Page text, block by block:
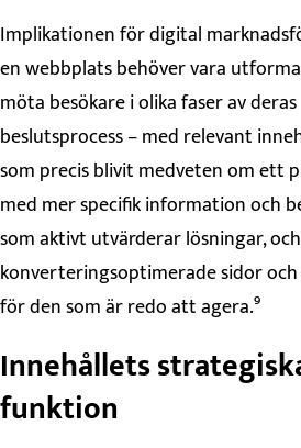
Implikationen för digital
en webbplats behöver vara
möta besökare i olika faser av deras
beslutsprocess – med relevant
som precis blivit medveten om ett
med mer specifik information och
som aktivt utvärderar lösningar,
konverteringsoptimerade sidor
för den som är redo att agera.⁹
Innehållets
funktion